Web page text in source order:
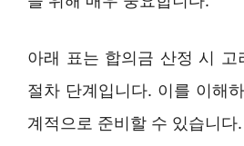
아래 표는 합의금 산정 시 고
절차 단계입니다. 이를 이해
계적으로 준비할 수 있습니다.